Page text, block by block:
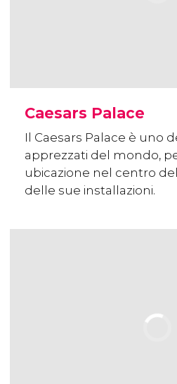
Caesars Palace
Il Caesars Palace è uno
apprezzati del mondo,
ubicazione nel centro
delle sue installazioni.